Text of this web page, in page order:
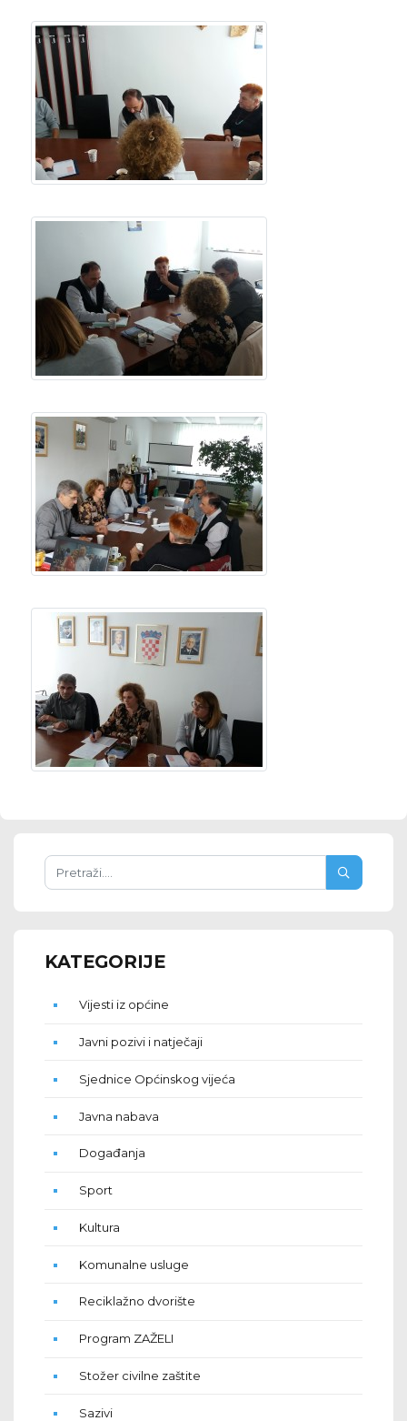
KATEGORIJE
Vijesti iz općine
Javni pozivi i natječaji
Sjednice Općinskog vijeća
Javna nabava
Događanja
Sport
Kultura
Komunalne usluge
Reciklažno dvorište
Program ZAŽELI
Stožer civilne zaštite
Sazivi